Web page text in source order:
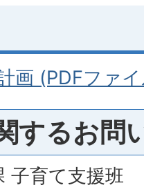
画 (PDFファ
するお問
子育て支援班